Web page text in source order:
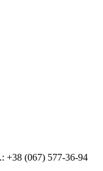
+38 (067) 577-36-94